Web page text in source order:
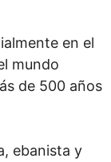
en el
mundo
de 500 años
ebanista y